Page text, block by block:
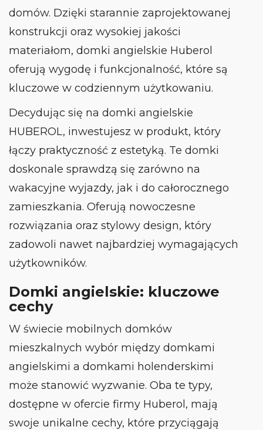
domów. Dzięki starannie zaprojektowanej
konstrukcji oraz wysokiej jakości
materiałom, domki angielskie Huberol
oferują wygodę i funkcjonalność, które są
kluczowe w codziennym użytkowaniu.
Decydując się na domki angielskie
HUBEROL, inwestujesz w produkt, który
łączy praktyczność z estetyką. Te domki
doskonale sprawdzą się zarówno na
wakacyjne wyjazdy, jak i do całorocznego
zamieszkania. Oferują nowoczesne
rozwiązania oraz stylowy design, który
zadowoli nawet najbardziej wymagających
użytkowników.
Domki angielskie: kluczowe
cechy
W świecie mobilnych domków
mieszkalnych wybór między domkami
angielskimi a domkami holenderskimi
może stanowić wyzwanie. Oba te typy,
dostępne w ofercie firmy Huberol, mają
swoje unikalne cechy, które przyciągają